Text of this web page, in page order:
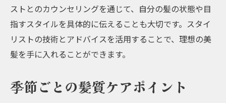
ストとのカウンセリングを通じて、自分の髪の状態や目
指すスタイルを具体的に伝えることも大切です。スタイ
リストの技術とアドバイスを活用することで、理想の美
髪を手に入れることができます。
季節ごとの髪質ケアポイント